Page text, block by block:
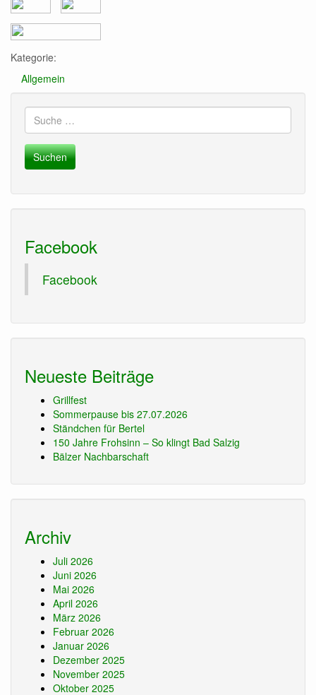
Kategorie:
Allgemein
Suche
nach:
Facebook
Facebook
Neueste Beiträge
Grillfest
Sommerpause bis 27.07.2026
Ständchen für Bertel
150 Jahre Frohsinn – So klingt Bad Salzig
Bälzer Nachbarschaft
Archiv
Juli 2026
Juni 2026
Mai 2026
April 2026
März 2026
Februar 2026
Januar 2026
Dezember 2025
November 2025
Oktober 2025